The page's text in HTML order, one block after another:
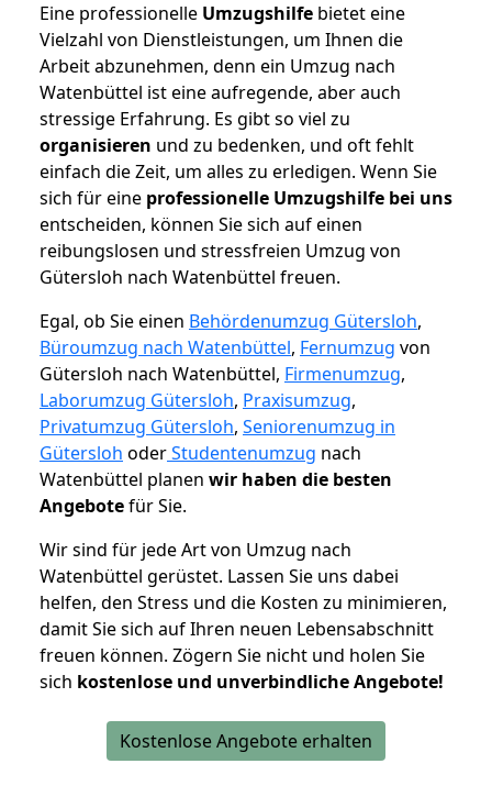
Eine professionelle Umzugshilfe bietet eine
Vielzahl von Dienstleistungen, um Ihnen die
Arbeit abzunehmen, denn ein Umzug nach
Watenbüttel ist eine aufregende, aber auch
stressige Erfahrung. Es gibt so viel zu
organisieren und zu bedenken, und oft fehlt
einfach die Zeit, um alles zu erledigen. Wenn Sie
sich für eine professionelle Umzugshilfe bei uns
entscheiden, können Sie sich auf einen
reibungslosen und stressfreien Umzug von
Gütersloh nach Watenbüttel freuen.
Egal, ob Sie einen Behördenumzug Gütersloh,
Büroumzug nach Watenbüttel, Fernumzug von
Gütersloh nach Watenbüttel, Firmenumzug,
Laborumzug Gütersloh, Praxisumzug,
Privatumzug Gütersloh, Seniorenumzug in
Gütersloh oderStudentenumzug nach
Watenbüttel planen wir haben die besten
Angebotefür Sie.
Wir sind für jede Art von Umzug nach
Watenbüttel gerüstet. Lassen Sie uns dabei
helfen, den Stress und die Kosten zu minimieren,
damit Sie sich auf Ihren neuen Lebensabschnitt
freuen können. Zögern Sie nicht und holen Sie
sich kostenlose und unverbindliche Angebote!
Kostenlose Angebote erhalten